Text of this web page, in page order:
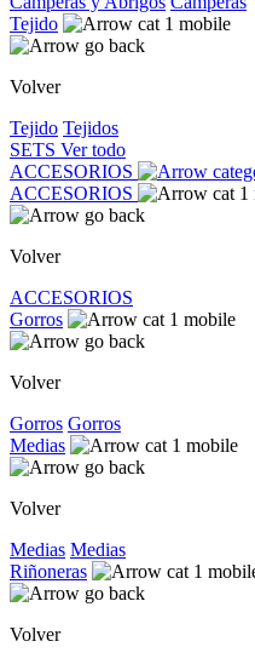
Tejido
Volver
Tejido Tejidos
SETS Ver todo
ACCESORIOS
ACCESORIOS
Volver
ACCESORIOS
Gorros
Volver
Gorros Gorros
Medias
Volver
Medias Medias
Riñoneras
Volver